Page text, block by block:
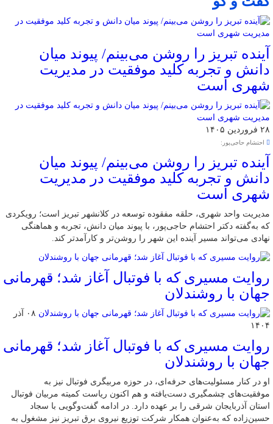
آینده تبریز را روشن می‌بینم/ پیوند میان
دانش و تجربه کلید موفقیت در مدیریت
شهری است
۲۸ فروردین ۱۴۰۵
احتشام حاجی‌پور:
آینده تبریز را روشن می‌بینم/ پیوند میان
دانش و تجربه کلید موفقیت در مدیریت
شهری است
مدیریت واحد شهری، حلقه مفقوده توسعه در کلانشهر تبریز است؛ رویکردی
که به‌گفته دکتر احتشام حاجی‌پور، با پیوند میان دانش، تجربه و هماهنگی
نهادی می‌تواند مسیر آینده این شهر را روشن‌تر و کارآمدتر کند.
روایت مسیری که با فوتبال آغاز شد؛ قهرمانی
جهان با روشندلان
۰۸ آذر
۱۴۰۴
روایت مسیری که با فوتبال آغاز شد؛ قهرمانی
جهان با روشندلان
او در کنار مسئولیت‌های حرفه‌ای، در حوزه مربیگری فوتبال نیز به
موفقیت‌های چشمگیری دست‌یافته و هم اکنون ریاست کمیته مربیان فوتبال
استان آذربایجان شرقی را بر عهده دارد. در ادامه گفت‌وگویی با سجاد
حسین‌زاده که به‌عنوان همکار شرکت توزیع نیروی برق تبریز نیز مشغول به